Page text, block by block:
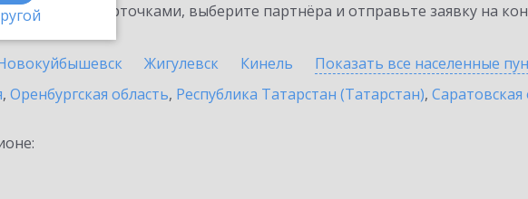
карточками, выберите партнёра и отправьте заявку на
Жигулевск Кинель Показать все населенные
, Оренбургская область, Республика Татарстан (Татарстан), Саратовская